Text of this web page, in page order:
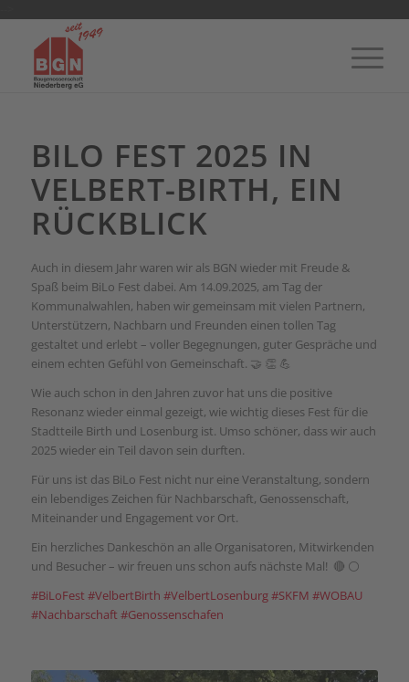
BILO FEST 2025 IN
VELBERT-BIRTH, EIN
RÜCKBLICK
Auch in diesem Jahr waren wir als BGN wieder mit Freude &
Spaß beim BiLo Fest dabei. Am 14.09.2025, am Tag der
Kommunalwahlen, haben wir gemeinsam mit vielen Partnern,
Unterstützern, Nachbarn und Freunden einen tollen Tag
gestaltet und erlebt – voller Begegnungen, guter Gespräche und
einem echten Gefühl von Gemeinschaft. 🤝 👏 💪
Wie auch schon in den Jahren zuvor hat uns die positive
Resonanz wieder einmal gezeigt, wie wichtig dieses Fest für die
Stadtteile Birth und Losenburg ist. Umso schöner, dass wir auch
2025 wieder ein Teil davon sein durften.
Für uns ist das BiLo Fest nicht nur eine Veranstaltung, sondern
ein lebendiges Zeichen für Nachbarschaft, Genossenschaft,
Miteinander und Engagement vor Ort.
Ein herzliches Dankeschön an alle Organisatoren, Mitwirkenden
und Besucher – wir freuen uns schon aufs nächste Mal! ️ 🔴 ⚪
#BiLoFest #VelbertBirth #VelbertLosenburg#SKFM #WOBAU
#Nachbarschaft #Genossenschafen